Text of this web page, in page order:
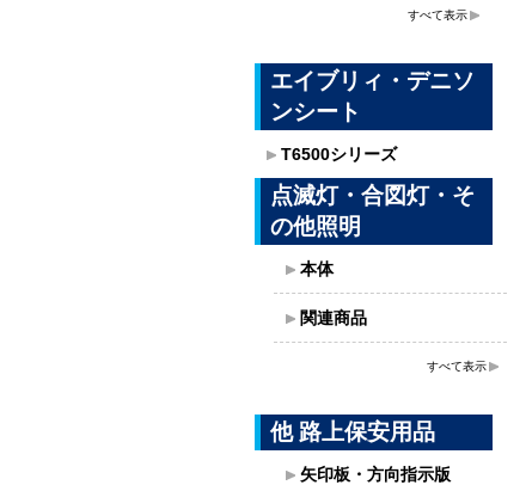
すべて表示
エイブリィ・デニソ
ンシート
T6500シリーズ
点滅灯・合図灯・そ
の他照明
本体
関連商品
すべて表示
他 路上保安用品
矢印板・方向指示版